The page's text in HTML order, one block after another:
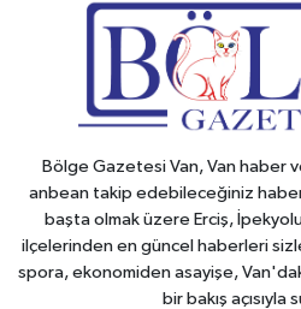
Bölge Gazetesi Van, Van haber
anbean takip edebileceğiniz
başta olmak üzere Erciş,
ilçelerinden en güncel haberleri
spora, ekonomiden asayişe,
bir bakış açısıyla